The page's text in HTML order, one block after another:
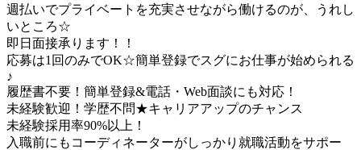
週払いでプライベートを充実させながら働けるのが、うれし
いところ☆
即日面接承ります！！
応募は1回のみでOK☆簡単登録でスグにお仕事が始められる
♪
履歴書不要！簡単登録&電話・Web面談にも対応！
未経験歓迎！学歴不問★キャリアアップのチャンス
未経験採用率90%以上！
入職前にもコーディネーターがしっかり就職活動をサポー